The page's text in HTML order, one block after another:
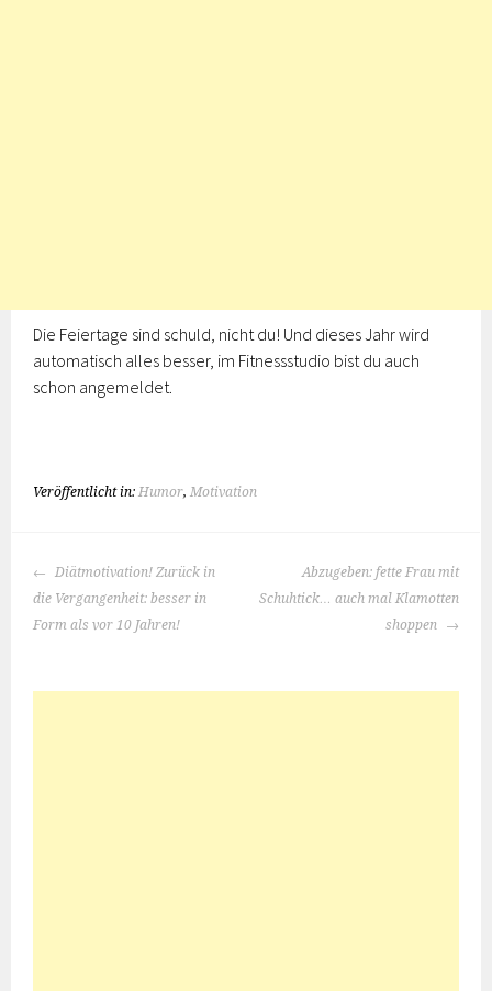
Die Feiertage sind schuld, nicht du! Und dieses Jahr wird
automatisch alles besser, im Fitnessstudio bist du auch
schon angemeldet.
Veröffentlicht in:Humor,Motivation
BEITRAGS-
NAVIGATION
Diätmotivation! Zurück in
die Vergangenheit: besser in
Form als vor 10 Jahren!
Abzugeben: fette Frau mit
Schuhtick… auch mal Klamotten
shoppen